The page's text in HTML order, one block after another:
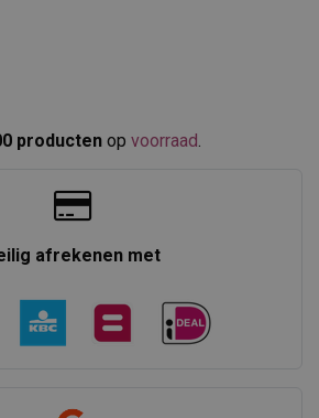
producten op voorraad
afrekenen met